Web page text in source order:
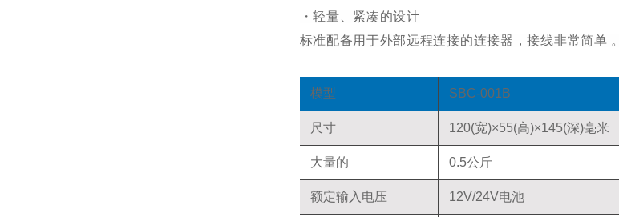
・轻量、紧凑的设计
标准配备用于外部远程连接的连接器，接线非常简单 。
模型 SBC-001B
尺寸 120(宽)×55(高)×145(深)毫米
大量的 0.5公斤
额定输入电压 12V/24V电池